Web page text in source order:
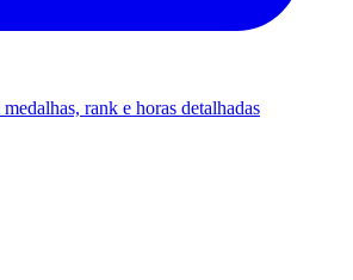
rank e horas detalhadas